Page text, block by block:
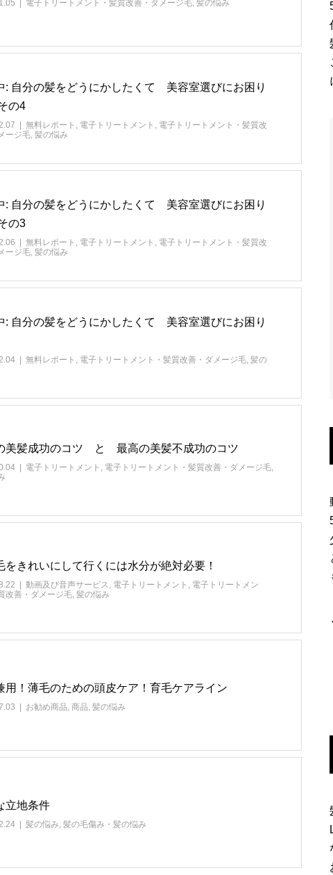
電子トリートメント・髪質改善・ダメージ毛, 髪の悩み
: 自分の髪をどうにかしたくて 美容室選びにお困り
の4
無料レポート 電子トリートメント
電子トリートメント・髪質改
ージ毛, 髪の悩み
: 自分の髪をどうにかしたくて 美容室選びにお困り
の3
無料レポート 電子トリートメント
電子トリートメント・髪質改
ージ毛, 髪の悩み
: 自分の髪をどうにかしたくて 美容室選びにお困り
無料レポート 電子トリートメント・髪質改善・ダメージ毛, 髪の
美髪成功のコツ と 最高の美髪不成功のコツ
電子トリートメント , 電子トリートメント・髪質改善・ダメージ毛,
をきれいにして行くには水分が絶対必要！
動画及び音声サービス, 電子トリートメント , 電子トリートメン
改善・ダメージ毛, 髪の悩み
用！薄毛のための頭皮ケア！育毛ケアライン
お勧め商品, 商品, 髪の悩み
立地条件
髪の悩み, 髪の毛傷み・髪の悩み